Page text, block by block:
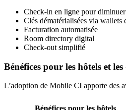
Check-in en ligne pour diminuer
Clés dématérialisées via wallets
Facturation automatisée
Room directory digital
Check-out simplifié
Bénéfices pour les hôtels et les
L’adoption de Mobile CI apporte des